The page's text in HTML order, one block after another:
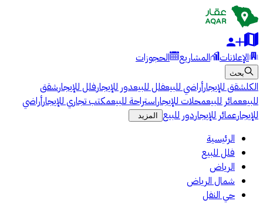
الإعلانات المشاريع الحجوزات
بحث
الكلشقق للإيجارأراضي للبيعفلل للبيعدور للإيجارفلل للإيجارشقق
للبيععمائر للبيعمحلات للإيجاراستراحة للبيعمكتب تجاري للإيجارأراضي
للإيجارعمائر للإيجاردور للبيع المزيد
الرئيسية
فلل للبيع
الرياض
شمال الرياض
حي النفل